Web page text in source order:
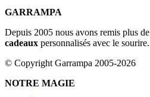
GARRAMPA
Depuis 2005 nous avons remis plus de
cadeaux personnalisés avec le sourire.
© Copyright Garrampa 2005-2026
NOTRE MAGIE